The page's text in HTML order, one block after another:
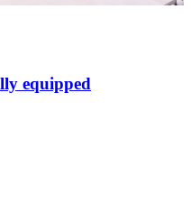
equipped